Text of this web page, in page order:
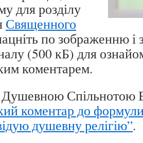
для розділу
Священного
по зображенню і
(500 кБ) для
коментарем.
Душевною Спільнотою
коментар до
душевну релігію”.